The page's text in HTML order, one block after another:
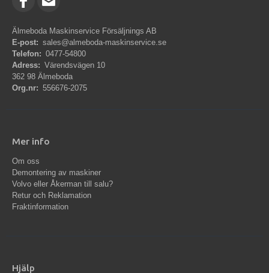
Älmeboda Maskinservice Försäljnings AB
E-post: sales@almeboda-maskinservice.se
Telefon: 0477-54800
Adress: Värendsvägen 10
362 98 Älmeboda
Org.nr: 556676-2075
Mer info
Om oss
Demontering av maskiner
Volvo eller Åkerman till salu?
Retur och Reklamation
Fraktinformation
Hjälp